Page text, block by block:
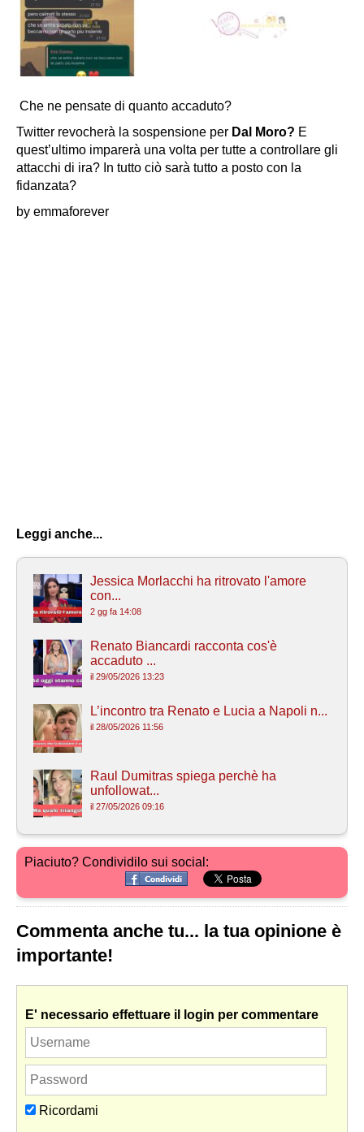
Che ne pensate di quanto accaduto?
Twitter revocherà la sospensione per Dal Moro? E
quest’ultimo imparerà una volta per tutte a controllare gli
attacchi di ira? In tutto ciò sarà tutto a posto con la
fidanzata?
by emmaforever
Leggi anche...
Jessica Morlacchi ha ritrovato l'amore
con...
2 gg fa 14:08
Renato Biancardi racconta cos'è
accaduto ...
il 29/05/2026 13:23
L’incontro tra Renato e Lucia a Napoli n...
il 28/05/2026 11:56
Raul Dumitras spiega perchè ha
unfollowat...
il 27/05/2026 09:16
Piaciuto? Condividilo sui social:
Commenta anche tu... la tua opinione è
importante!
E' necessario effettuare il login per commentare
Ricordami